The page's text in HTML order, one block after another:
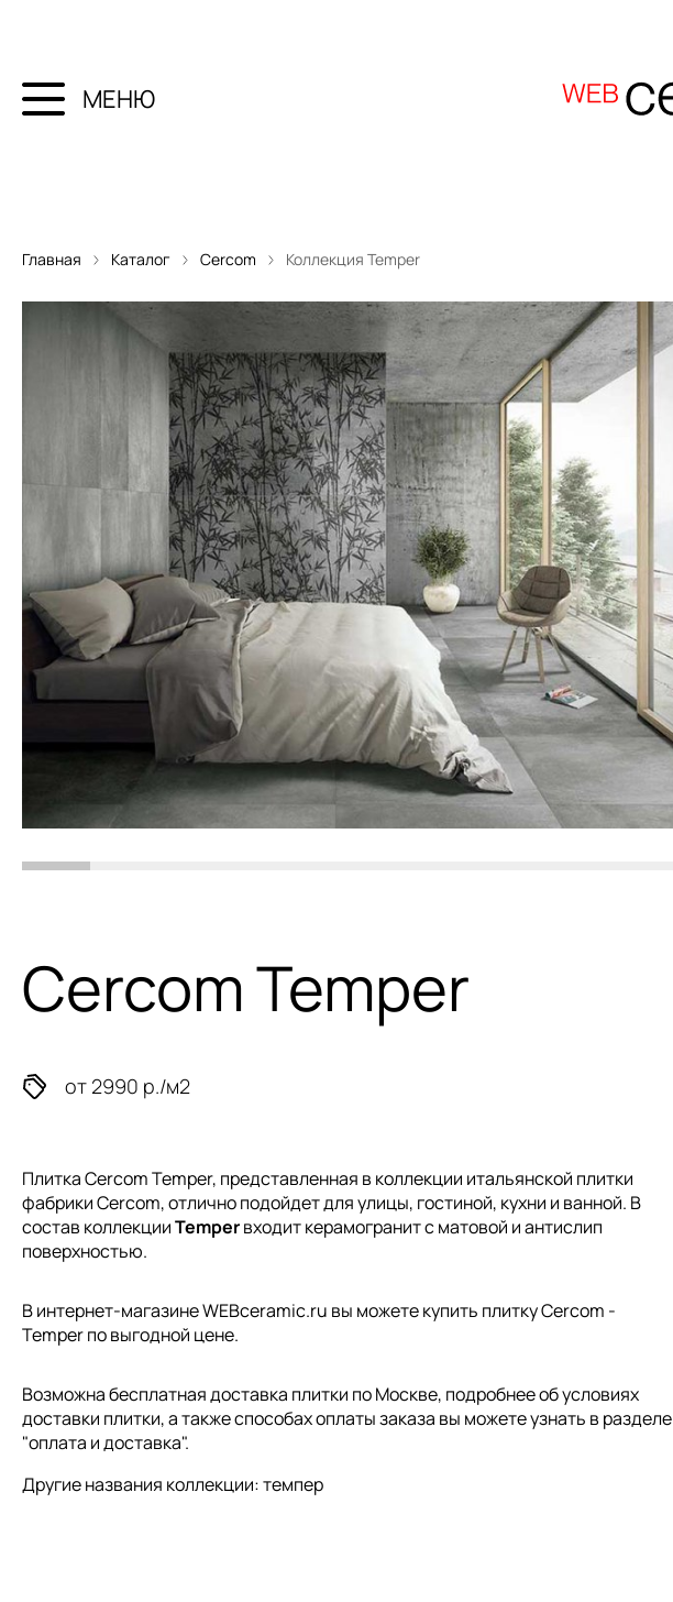
МЕНЮ
Главная Каталог Cercom Коллекция Temper
Cercom Temper
от 2990 р./м2
Плитка Cercom Temper, представленная в коллекции итальянской плитки
фабрики Cercom, отлично подойдет для улицы, гостиной, кухни и ванной. В
состав коллекцииTemperвходит керамогранит с матовой и антислип
поверхностью.
В интернет-магазине WEBceramic.ru вы можете купить плитку Cercom -
Temper по выгодной цене.
Возможна бесплатная доставка плитки по Москве, подробнее об условиях
доставки плитки, а также способах оплаты заказа вы можете узнать в разделе
"оплата и доставка".
Другие названия коллекции: темпер